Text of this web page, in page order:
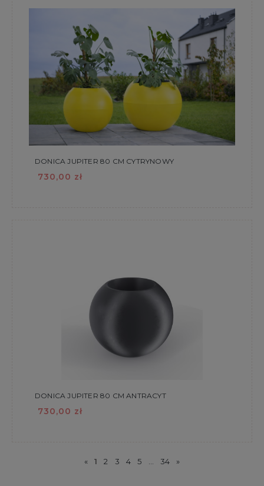
DONICA JUPITER 80 CM CYTRYNOWY
730,00 zł
DONICA JUPITER 80 CM ANTRACYT
730,00 zł
« 1 2 3 4 5 34 »